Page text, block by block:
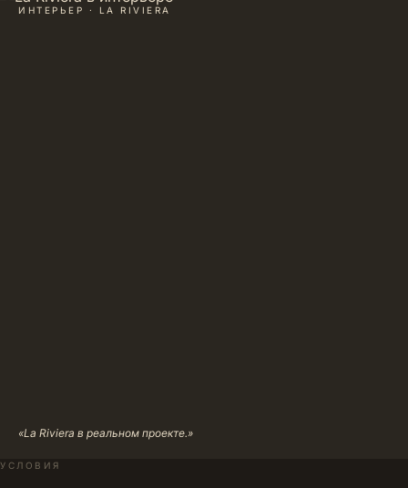
ИНТЕРЬЕР · LA RIVIERA
«La Riviera в реальном проекте.»
УСЛОВИЯ